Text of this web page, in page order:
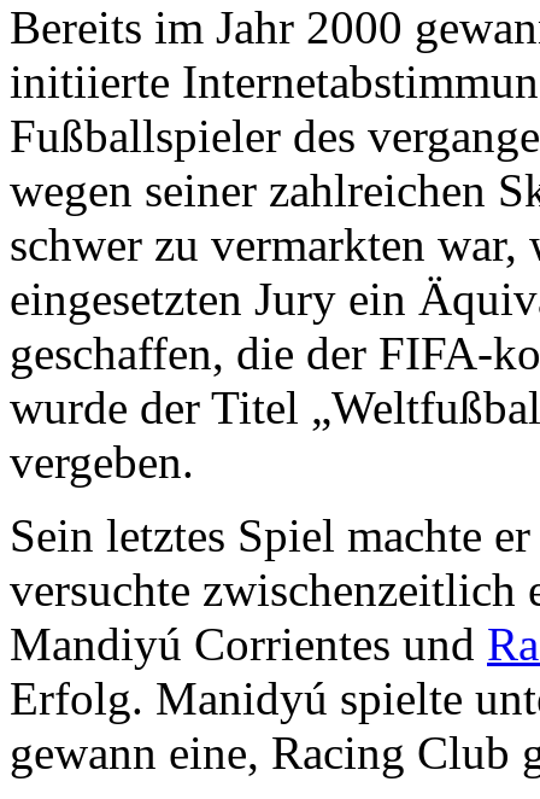
Bereits im Jahr 2000
initiierte
Fußballspieler des
wegen seiner zahlreichen
schwer zu vermarkten
eingesetzten Jury ein
geschaffen, die der FIFA-
wurde der Titel
vergeben.
Sein letztes Spiel machte
versuchte zwischenzeitlich
Mandiyú Corrientes und
Erfolg. Manidyú spielte
gewann eine, Racing Club